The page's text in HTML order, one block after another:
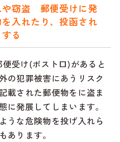
や窃盗 郵便受けに発
入れたり、投函され
る
受け(ポスト口)があると
の犯罪被害にあうリスク
載された郵便物をに盗ま
に発展してしまいます。
うな危険物を投げ入れら
あります。